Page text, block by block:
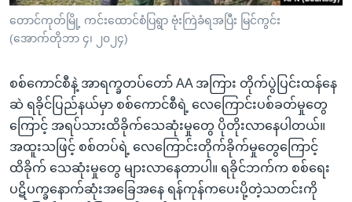
ကြည့်
ရန်
ရန်
နေရာ
သို့
ကျော်
ရန်
တောင်ကုတ်မြို့ ကင်းထောင်စံပြရွာ ဗုံးကြဲခံရအပြီး မြင်ကွင်း
(အောက်တိုဘာ ၄၊ ၂၀၂၄)
စစ်ကောင်စီနဲ့ အာရက္ခတပ်တော် AA အကြား တိုက်ပွဲပြင်းထန်နေ
ဆဲ ရခိုင်ပြည်နယ်မှာ စစ်ကောင်စီရဲ့ လေကြောင်းပစ်ခတ်မှုတွေ
ကြောင့် အရပ်သားထိခိုက်သေဆုံးမှုတွေ ပိုတိုးလာနေပါတယ်။
အထူးသဖြင့် စစ်တပ်ရဲ့ လေကြောင်းတိုက်ခိုက်မှုတွေကြောင့်
ထိခိုက် သေဆုံးမှုတွေ များလာနေတာပါ။ ရခိုင်ဘက်က စစ်ရေး
ပဋိပက္ခနောက်ဆုံးအခြေအနေ ရန်ကုန်ကပေးပို့တဲ့သတင်းကို